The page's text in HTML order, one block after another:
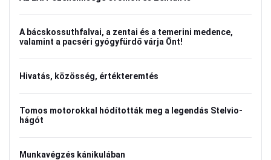
A bácskossuthfalvai, a zentai és a temerini medence,
valamint a pacséri gyógyfürdő várja Önt!
Hivatás, közösség, értékteremtés
Tomos motorokkal hódították meg a legendás Stelvio-
hágót
Munkavégzés kánikulában